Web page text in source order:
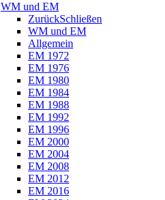
WM und EM
ZurückSchließen
WM und EM
Allgemein
EM 1972
EM 1976
EM 1980
EM 1984
EM 1988
EM 1992
EM 1996
EM 2000
EM 2004
EM 2008
EM 2012
EM 2016